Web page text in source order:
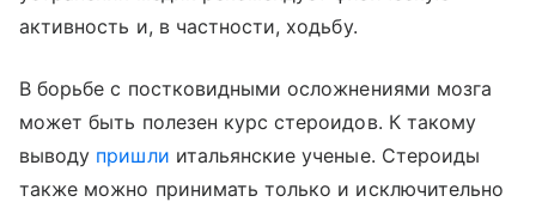
активность и, в частности, ходьбу.
В борьбе с постковидными осложнениями мозга
может быть полезен курс стероидов. К такому
выводу пришли итальянские ученые. Стероиды
также можно принимать только и исключительно